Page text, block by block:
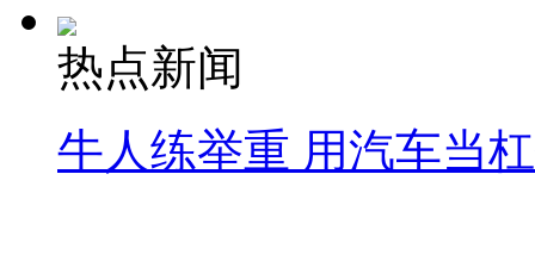
热点新闻
牛人练举重 用汽车当